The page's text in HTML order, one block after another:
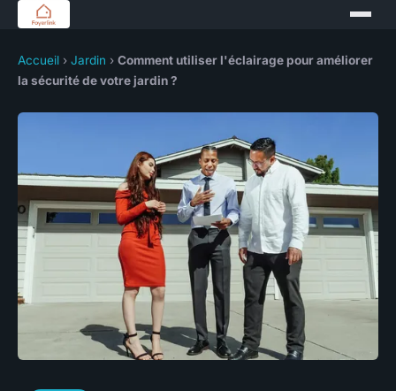
Accueil › Jardin › Comment utiliser l'éclairage pour améliorer
la sécurité de votre jardin ?